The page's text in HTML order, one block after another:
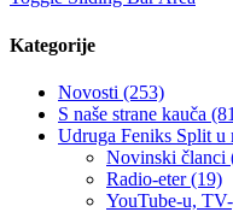
Kategorije
Novosti (253)
S naše strane kauča
Udruga Feniks Split u
Novinski članci
Radio-eter (19)
YouTube-u,